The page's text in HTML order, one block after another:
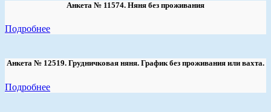
Анкета № 11574. Няня без проживания
Подробнее
Анкета № 12519. Грудничковая няня. График без проживания или вахта.
Подробнее